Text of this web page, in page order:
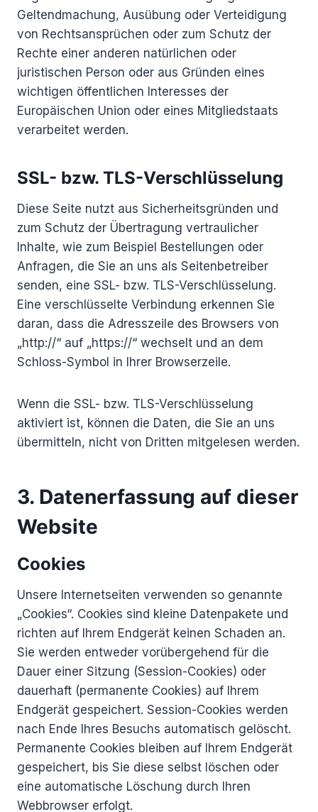
Geltendmachung, Ausübung oder Verteidigung
von Rechtsansprüchen oder zum Schutz der
Rechte einer anderen natürlichen oder
juristischen Person oder aus Gründen eines
wichtigen öffentlichen Interesses der
Europäischen Union oder eines Mitgliedstaats
verarbeitet werden.
SSL- bzw. TLS-Verschlüsselung
Diese Seite nutzt aus Sicherheitsgründen und
zum Schutz der Übertragung vertraulicher
Inhalte, wie zum Beispiel Bestellungen oder
Anfragen, die Sie an uns als Seitenbetreiber
senden, eine SSL- bzw. TLS-Verschlüsselung.
Eine verschlüsselte Verbindung erkennen Sie
daran, dass die Adresszeile des Browsers von
„http://“ auf „https://“ wechselt und an dem
Schloss-Symbol in Ihrer Browserzeile.
Wenn die SSL- bzw. TLS-Verschlüsselung
aktiviert ist, können die Daten, die Sie an uns
übermitteln, nicht von Dritten mitgelesen werden.
3. Datenerfassung auf dieser
Website
Cookies
Unsere Internetseiten verwenden so genannte
„Cookies“. Cookies sind kleine Datenpakete und
richten auf Ihrem Endgerät keinen Schaden an.
Sie werden entweder vorübergehend für die
Dauer einer Sitzung (Session-Cookies) oder
dauerhaft (permanente Cookies) auf Ihrem
Endgerät gespeichert. Session-Cookies werden
nach Ende Ihres Besuchs automatisch gelöscht.
Permanente Cookies bleiben auf Ihrem Endgerät
gespeichert, bis Sie diese selbst löschen oder
eine automatische Löschung durch Ihren
Webbrowser erfolgt.